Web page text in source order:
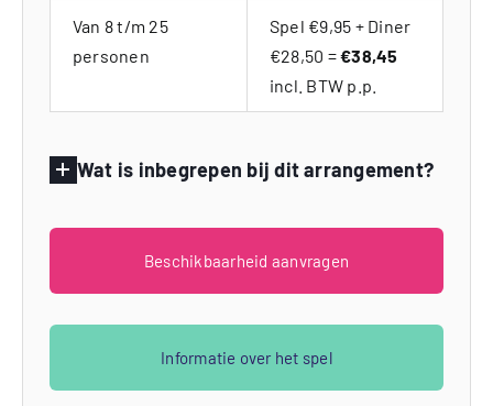
Van 8 t/m 25
personen
Spel €9,95 + Diner
€28,50 =€38,45
incl. BTW p.p.
Wat is inbegrepen bij dit arrangement?
Beschikbaarheid aanvragen
Informatie over het spel